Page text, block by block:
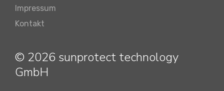
© 2026 sunprotect technology
GmbH
Impressum
Kontakt